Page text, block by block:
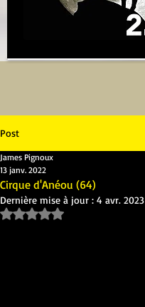
Post
Cirque d'Anéou (64)
James Pignoux
13 janv. 2022
Dernière mise à jour : 4 avr. 2023
Noté NaN étoiles sur 5.